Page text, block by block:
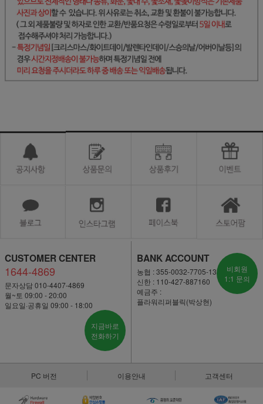
CUSTOMER CENTER
1644-4869
문자상담 010-4407-4869
월~토 09:00 - 20:00
일요일·공휴일 09:00 - 18:00
지금바로
전화하기
BANK ACCOUNT
농협 : 355-0032-7705-13
신한 : 110-427-887160
예금주 :
플라워리퍼블릭(박상현)
비회원
1:1 문의
PC 버전 이용안내 고객센터